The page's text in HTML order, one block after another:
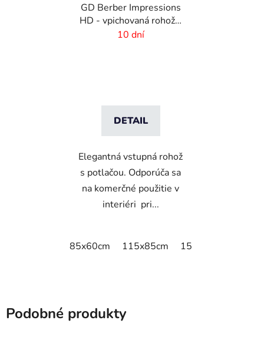
GD Berber Impressions
HD - vpichovaná rohož s
logom
10 dní
DETAIL
Elegantná vstupná rohož
s potlačou. Odporúča sa
na komerčné použitie v
interiéri pri...
85x60cm 115x85cm 150x85cm
Podobné produkty